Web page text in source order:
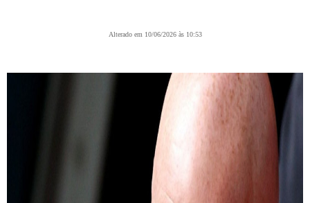
Alterado em 10/06/2026 às 10:53